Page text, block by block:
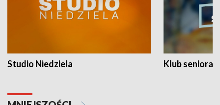
Studio Niedziela Klub seniora